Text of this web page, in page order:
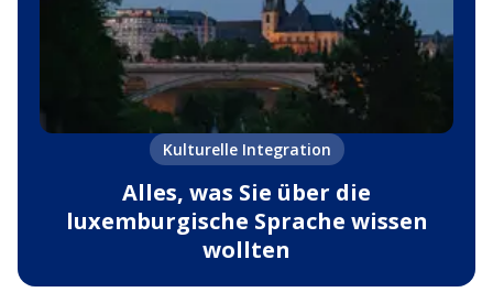
Kulturelle Integration
Alles, was Sie über die
luxemburgische Sprache wissen
wollten